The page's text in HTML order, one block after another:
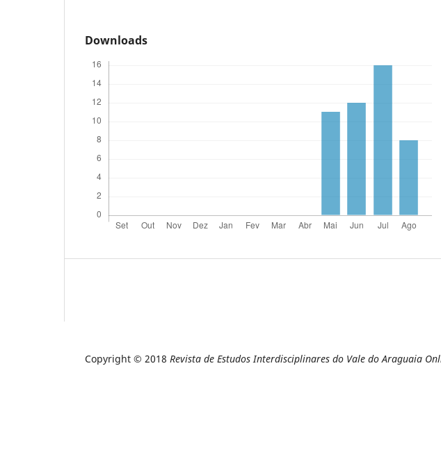
Downloads
Copyright © 2018 Revista de Estudos Interdisciplinares do Vale do Araguaia